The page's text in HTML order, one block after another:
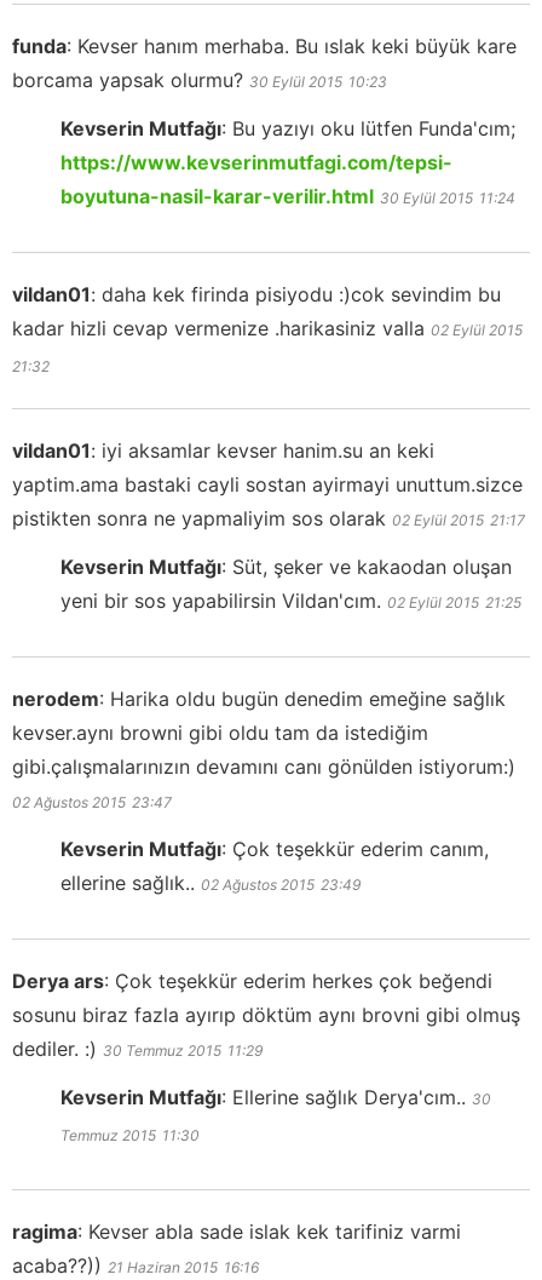
funda: Kevser hanım merhaba. Bu ıslak keki büyük kare
borcama yapsak olurmu? 30 Eylül 2015 10:23
Kevserin Mutfağı: Bu yazıyı oku lütfen Funda'cım;
https://www.kevserinmutfagi.com/tepsi-
boyutuna-nasil-karar-verilir.html 30 Eylül 2015 11:24
vildan01: daha kek firinda pisiyodu :)cok sevindim bu
kadar hizli cevap vermenize .harikasiniz valla 02 Eylül 2015
21:32
vildan01: iyi aksamlar kevser hanim.su an keki
yaptim.ama bastaki cayli sostan ayirmayi unuttum.sizce
pistikten sonra ne yapmaliyim sos olarak 02 Eylül 2015 21:17
Kevserin Mutfağı: Süt, şeker ve kakaodan oluşan
yeni bir sos yapabilirsin Vildan'cım. 02 Eylül 2015 21:25
nerodem: Harika oldu bugün denedim emeğine sağlık
kevser.aynı browni gibi oldu tam da istediğim
gibi.çalışmalarınızın devamını canı gönülden istiyorum:)
02 Ağustos 2015 23:47
Kevserin Mutfağı: Çok teşekkür ederim canım,
ellerine sağlık.. 02 Ağustos 2015 23:49
Derya ars: Çok teşekkür ederim herkes çok beğendi
sosunu biraz fazla ayırıp döktüm aynı brovni gibi olmuş
dediler. :) 30 Temmuz 2015 11:29
Kevserin Mutfağı: Ellerine sağlık Derya'cım.. 30
Temmuz 2015 11:30
ragima: Kevser abla sade islak kek tarifiniz varmi
acaba??)) 21 Haziran 2015 16:16